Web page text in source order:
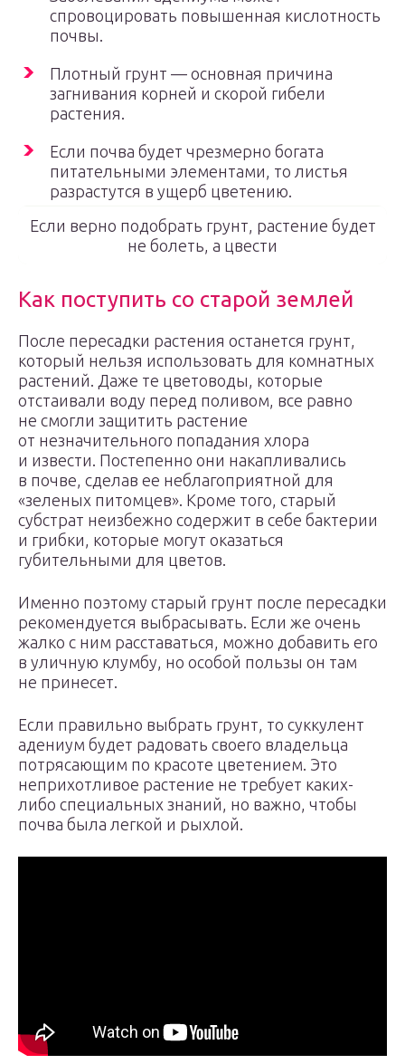
спровоцировать повышенная кислотность
почвы.
Плотный грунт — основная причина
загнивания корней и скорой гибели
растения.
Если почва будет чрезмерно богата
питательными элементами, то листья
разрастутся в ущерб цветению.
Если верно подобрать грунт, растение будет
не болеть, а цвести
Как поступить со старой землей
После пересадки растения останется грунт,
который нельзя использовать для комнатных
растений. Даже те цветоводы, которые
отстаивали воду перед поливом, все равно
не смогли защитить растение
от незначительного попадания хлора
и извести. Постепенно они накапливались
в почве, сделав ее неблагоприятной для
«зеленых питомцев». Кроме того, старый
субстрат неизбежно содержит в себе бактерии
и грибки, которые могут оказаться
губительными для цветов.
Именно поэтому старый грунт после пересадки
рекомендуется выбрасывать. Если же очень
жалко с ним расставаться, можно добавить его
в уличную клумбу, но особой пользы он там
не принесет.
Если правильно выбрать грунт, то суккулент
адениум будет радовать своего владельца
потрясающим по красоте цветением. Это
неприхотливое растение не требует каких-
либо специальных знаний, но важно, чтобы
почва была легкой и рыхлой.